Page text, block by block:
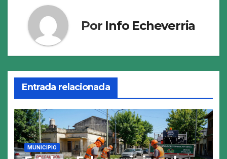
Por Info Echeverria
Entrada relacionada
MUNICIPIO